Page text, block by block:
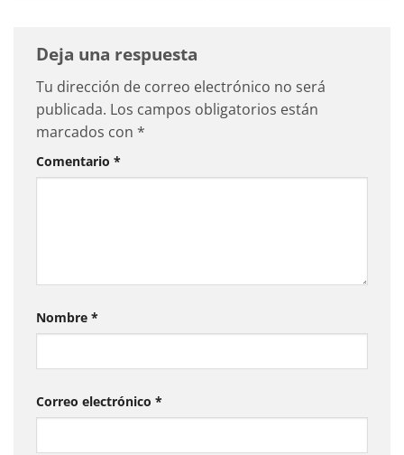
Deja una respuesta
Tu dirección de correo electrónico no será
publicada. Los campos obligatorios están
marcados con *
Comentario *
Nombre *
Correo electrónico *